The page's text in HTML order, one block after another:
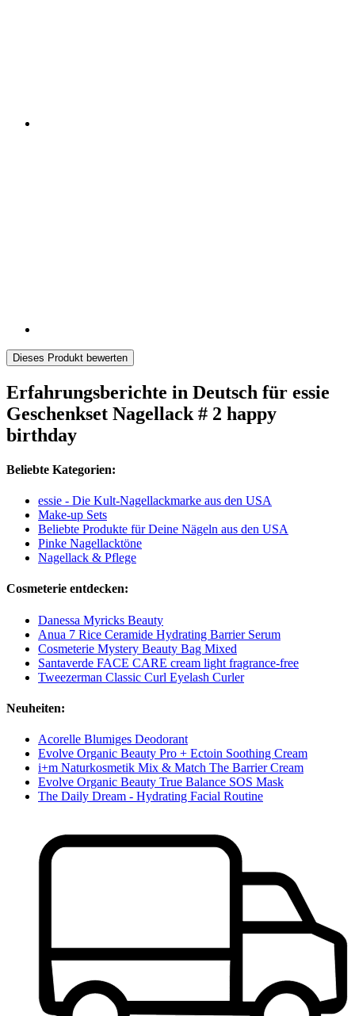
Dieses Produkt bewerten
Erfahrungsberichte in Deutsch für essie
Geschenkset Nagellack # 2 happy
birthday
Beliebte Kategorien:
essie - Die Kult-Nagellackmarke aus den USA
Make-up Sets
Beliebte Produkte für Deine Nägeln aus den USA
Pinke Nagellacktöne
Nagellack & Pflege
Cosmeterie entdecken:
Danessa Myricks Beauty
Anua 7 Rice Ceramide Hydrating Barrier Serum
Cosmeterie Mystery Beauty Bag Mixed
Santaverde FACE CARE cream light fragrance-free
Tweezerman Classic Curl Eyelash Curler
Neuheiten:
Acorelle Blumiges Deodorant
Evolve Organic Beauty Pro + Ectoin Soothing Cream
i+m Naturkosmetik Mix & Match The Barrier Cream
Evolve Organic Beauty True Balance SOS Mask
The Daily Dream - Hydrating Facial Routine